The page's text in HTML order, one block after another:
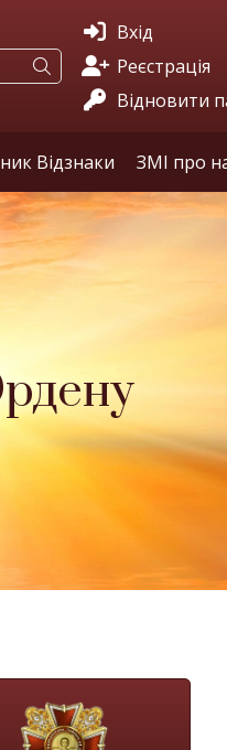
Вхід
Реєстрація
Відновити
Відзнаки ЗМІ про